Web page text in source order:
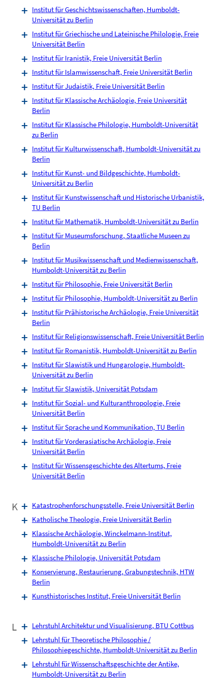
Institut für Geschichtswissenschaften, Humboldt-
Universität zu Berlin
Institut für Griechische und Lateinische Philologie, Freie
Universität Berlin
Institut für Iranistik, Freie Universität Berlin
Institut für Islamwissenschaft, Freie Universität Berlin
Institut für Judaistik, Freie Universität Berlin
Institut für Klassische Archäologie, Freie Universität
Berlin
Institut für Klassische Philologie, Humboldt-Universität
zu Berlin
Institut für Kulturwissenschaft, Humboldt-Universität zu
Berlin
Institut für Kunst- und Bildgeschichte, Humboldt-
Universität zu Berlin
Institut für Kunstwissenschaft und Historische Urbanistik,
TU Berlin
Institut für Mathematik, Humboldt-Universität zu Berlin
Institut für Museumsforschung, Staatliche Museen zu
Berlin
Institut für Musikwissenschaft und Medienwissenschaft,
Humboldt-Universität zu Berlin
Institut für Philosophie, Freie Universität Berlin
Institut für Philosophie, Humboldt-Universität zu Berlin
Institut für Prähistorische Archäologie, Freie Universität
Berlin
Institut für Religionswissenschaft, Freie Universität Berlin
Institut für Romanistik, Humboldt-Universität zu Berlin
Institut für Slawistik und Hungarologie, Humboldt-
Universität zu Berlin
Institut für Slawistik, Universität Potsdam
Institut für Sozial- und Kulturanthropologie, Freie
Universität Berlin
Institut für Sprache und Kommunikation, TU Berlin
Institut für Vorderasiatische Archäologie, Freie
Universität Berlin
Institut für Wissensgeschichte des Altertums, Freie
Universität Berlin
K
Katastrophenforschungsstelle, Freie Universität Berlin
Katholische Theologie, Freie Universität Berlin
Klassische Archäologie, Winckelmann-Institut,
Humboldt-Universität zu Berlin
Klassische Philologie, Universität Potsdam
Konservierung, Restaurierung, Grabungstechnik, HTW
Berlin
Kunsthistorisches Institut, Freie Universität Berlin
L
Lehrstuhl Architektur und Visualisierung, BTU Cottbus
Lehrstuhl für Theoretische Philosophie /
Philosophiegeschichte, Humboldt-Universität zu Berlin
Lehrstuhl für Wissenschaftsgeschichte der Antike,
Humboldt-Universität zu Berlin